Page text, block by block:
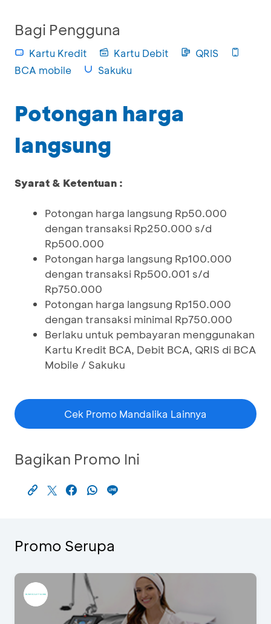
Bagi Pengguna
Kartu Kredit Kartu Debit
QRIS
BCA mobile
Sakuku
Potongan harga
langsung
Syarat & Ketentuan :
Potongan harga langsung Rp50.000
dengan transaksi Rp250.000 s/d
Rp500.000
Potongan harga langsung Rp100.000
dengan transaksi Rp500.001 s/d
Rp750.000
Potongan harga langsung Rp150.000
dengan transaksi minimal Rp750.000
Berlaku untuk pembayaran menggunakan
Kartu Kredit BCA, Debit BCA, QRIS di BCA
Mobile / Sakuku
Cek Promo Mandalika Lainnya
Bagikan Promo Ini
Promo Serupa